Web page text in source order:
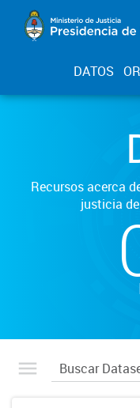
DATOS
Recursos acerca
justicia